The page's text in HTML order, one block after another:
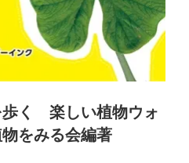
歩く 楽しい植物ウォ
をみる会編著